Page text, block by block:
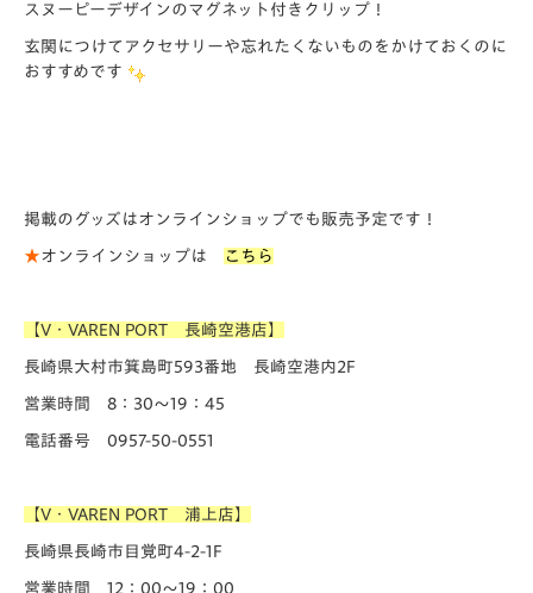
スヌーピーデザインのマグネット付きクリップ！
玄関につけてアクセサリーや忘れたくないものをかけておくのに
おすすめです
掲載のグッズはオンラインショップでも販売予定です！
★オンラインショップは こちら
【V・VAREN PORT 長崎空港店】
長崎県大村市箕島町593番地 長崎空港内2F
営業時間 8：30～19：45
電話番号 0957-50-0551
【V・VAREN PORT 浦上店】
長崎県長崎市目覚町4-2-1F
営業時間 12：00～19：00